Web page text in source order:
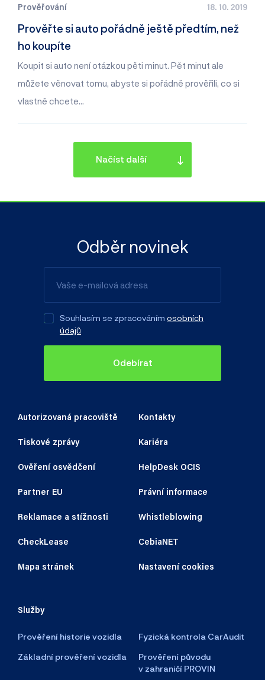
Prověřování 18. 10. 2019
Prověřte si auto pořádně ještě předtím, než
ho koupíte
Koupit si auto není otázkou pěti minut. Pět minut ale
můžete věnovat tomu, abyste si pořádně prověřili, co si
vlastně chcete…
Načíst další
Autorizovaná pracoviště Kontakty
Tiskové zprávy Kariéra
Ověření osvědčení HelpDesk OCIS
Partner EU Právní informace
Reklamace a stížnosti Whistleblowing
CheckLease CebiaNET
Mapa stránek Nastavení cookies
Služby
Prověření historie vozidla
Fyzická kontrola CarAudit
Základní prověření vozidla
Prověření původu
v zahraničí PROVIN
Odběr novinek
Souhlasím se zpracováním osobních
údajů
Odebírat